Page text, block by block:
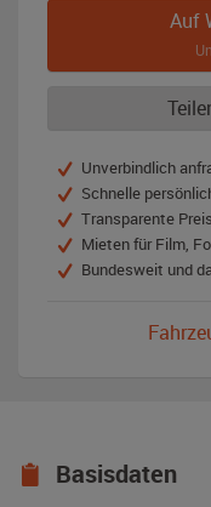
Auf
Unverbindlich
Schnelle
Transparente
Mieten für Film,
Bundesweit und
Basisdaten